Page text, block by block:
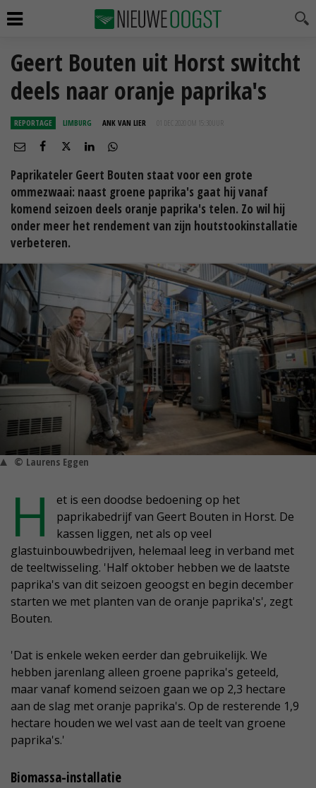
Geert Bouten uit Horst switcht
deels naar oranje paprika's
REPORTAGE LIMBURG ANK VAN LIER 01 DEC 2020 OM 15:30
Paprikateler Geert Bouten staat voor een grote
ommezwaai: naast groene paprika's gaat hij vanaf
komend seizoen deels oranje paprika's telen. Zo wil hij
onder meer het rendement van zijn houtstookinstallatie
verbeteren.
© Laurens Eggen
H
et is een doodse bedoening op het
paprikabedrijf van Geert Bouten in Horst. De
kassen liggen, net als op veel
glastuinbouwbedrijven, helemaal leeg in verband met
de teeltwisseling. 'Half oktober hebben we de laatste
paprika's van dit seizoen geoogst en begin december
starten we met planten van de oranje paprika's', zegt
Bouten.
'Dat is enkele weken eerder dan gebruikelijk. We
hebben jarenlang alleen groene paprika's geteeld,
maar vanaf komend seizoen gaan we op 2,3 hectare
aan de slag met oranje paprika's. Op de resterende 1,9
hectare houden we wel vast aan de teelt van groene
paprika's.'
Biomassa-installatie